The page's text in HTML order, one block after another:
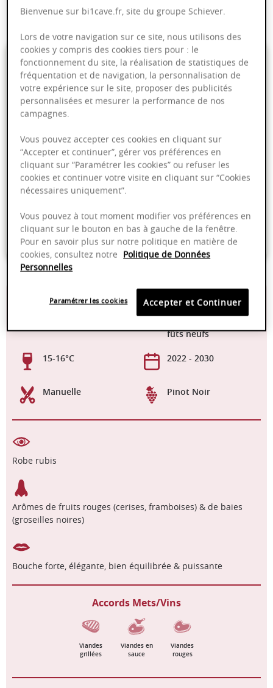
Fruité
59,00 €
75cl - soit78,67 €/ L
Ajouter au panier
Livraison offerte dans nos points de vente
Emballage anti-casse
Paiement sécurisé
13,00%
De 16 à 18 mois en
fûts de chêne dont
fûts neufs
15-16°C 2022 - 2030
Manuelle Pinot Noir
Robe rubis
Arômes de fruits rouges (cerises, framboises) & de baies
(groseilles noires)
Bouche forte, élégante, bien équilibrée & puissante
Accords Mets/Vins
Viandes
grillées
Viandes en
sauce
Viandes
rouges
Bienvenue sur bi1cave.fr, site du groupe Schiever.
Lors de votre navigation sur ce site, nous utilisons des
cookies y compris des cookies tiers pour : le
fonctionnement du site, la réalisation de statistiques de
fréquentation et de navigation, la personnalisation de
votre expérience sur le site, proposer des publicités
personnalisées et mesurer la performance de nos
campagnes.
Vous pouvez accepter ces cookies en cliquant sur
“Accepter et continuer”, gérer vos préférences en
cliquant sur “Paramétrer les cookies” ou refuser les
cookies et continuer votre visite en cliquant sur “Cookies
nécessaires uniquement”.
Vous pouvez à tout moment modifier vos préférences en
cliquant sur le bouton en bas à gauche de la fenêtre.
Pour en savoir plus sur notre politique en matière de
cookies, consultez notre Politique de Données
Personnelles
Accepter et Continuer
Paramétrer les cookies